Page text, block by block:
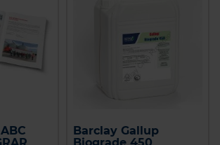
Barclay Gallup
Biograde 450